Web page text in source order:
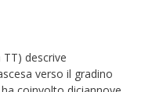
TT) descrive
verso il gradino